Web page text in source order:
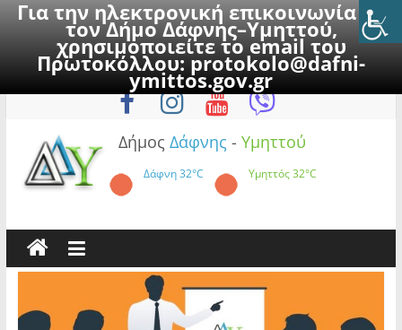
Για την ηλεκτρονική επικοινωνία με
τον Δήμο Δάφνης–Υμηττού,
χρησιμοποιείτε το email του
Πρωτοκόλλου:protokolo@dafni-
ymittos.gov.gr
to
Παρασκευή, 7 Αυγούστου 2026
Δήμος Δάφνης - Υμηττού
Δάφνη32°C Υμηττός32°C